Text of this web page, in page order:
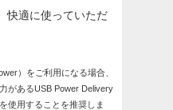
快適に使っていただ
）をご利用になる場合、
があるUSB Power Delivery
使用することを推奨しま